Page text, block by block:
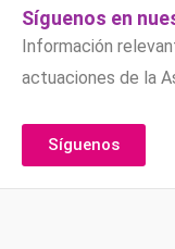
Síguenos en
Información
actuaciones de la
Síguenos